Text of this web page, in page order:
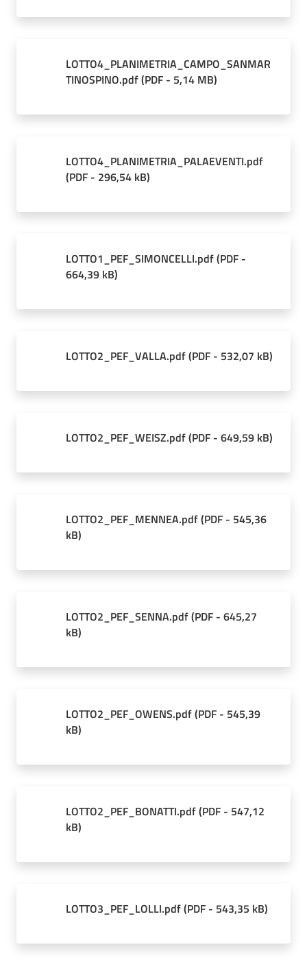
LOTTO4_PLANIMETRIA_CAMPO_SANMAR
TINOSPINO.pdf(PDF - 5,14 MB)
LOTTO4_PLANIMETRIA_PALAEVENTI.pdf
(PDF - 296,54 kB)
LOTTO1_PEF_SIMONCELLI.pdf(PDF -
664,39 kB)
LOTTO2_PEF_VALLA.pdf(PDF - 532,07 kB)
LOTTO2_PEF_WEISZ.pdf(PDF - 649,59 kB)
LOTTO2_PEF_MENNEA.pdf(PDF - 545,36
kB)
LOTTO2_PEF_SENNA.pdf(PDF - 645,27
kB)
LOTTO2_PEF_OWENS.pdf(PDF - 545,39
kB)
LOTTO2_PEF_BONATTI.pdf(PDF - 547,12
kB)
LOTTO3_PEF_LOLLI.pdf(PDF - 543,35 kB)